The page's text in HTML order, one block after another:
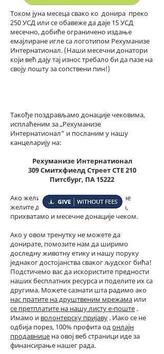
Током јуна месеца свако ко донира преко
250 УСД или се обавеже да даје 15 УСД
месечно, добиће ограничено издање
емајлиране игле са логотипом Рехуманизе
Интернатионал. (Наши месечни донатори
који већ дају тај износ требало би да пазе на
своју пошту за сопствени пин!)
Такође поздрављамо донације чековима,
исплаћеним за „Рехуманизе
Интернатионал“ и посланим у нашу
канцеларију на:
Рехуманизе Интернатионал
309 Смитхфиелд Стреет СТЕ 210
Питсбург, ПА 15222
Ако желите да дајете месечно, али не
желите да плаћате преко интернета,
прихватамо и месечне донације чеком.
Ако у овом тренутку не можете да
донирате, помозите нам да ширимо
доследну животну етику и нашу поруку
једнаког достојанства сваког људског бића!
Подстичемо вас да искористите предности
наших бесплатних ресурса и поделите их са
другима. Можете сазнати шта радимо ако
нас пратите на друштвеним мрежама или
се претплатите на нашу листу е-поште .
Имамо и волонтерску пријаву . Иако се не
одбија порез, 100% профита одонлајн
продавнице на овој веб страници иде за
финансирање нашег рада.